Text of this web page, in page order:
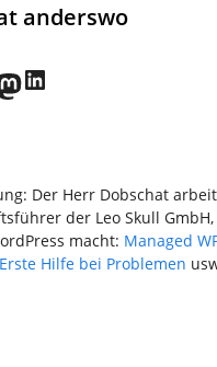
anderswo
punks.social
LinkedIn
Der Herr Dobschat
der Leo Skull
macht: Managed
Erste Hilfe bei Problemen